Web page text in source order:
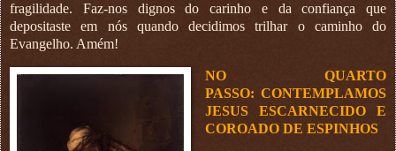
fragilidade. Faz-nos dignos do carinho e da confiança que
depositaste em nós quando decidimos trilhar o caminho do
Evangelho. Amém!
NO QUARTO
PASSO: CONTEMPLAMOS
JESUS ESCARNECIDO E
COROADO DE ESPINHOS